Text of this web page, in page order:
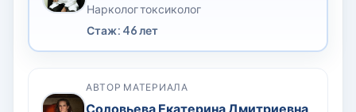
Нарколог токсиколог
Стаж: 46 лет
АВТОР МАТЕРИАЛА
Соловьева Екатерина Дмитриевна